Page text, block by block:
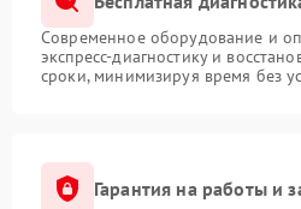
Современное оборудование и
экспресс-диагностику и
сроки, минимизируя время без
Гарантия на работы и